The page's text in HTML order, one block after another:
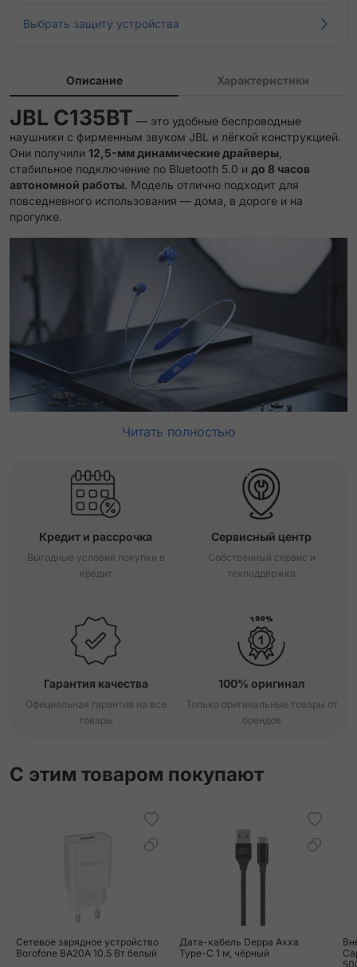
Выбрать защиту устройства
Описание Характеристики
JBL C135BT — это удобные беспроводные
наушники с фирменным звуком JBL и лёгкой конструкцией.
Они получили 12,5-мм динамические драйверы
стабильное подключение по Bluetooth 5.0 и до 8 часов
автономной работы. Модель отлично подходит для
повседневного использования — дома, в дороге и на
прогулке.
Читать полностью
Кредит и рассрочка
Выгодные условия покупки в
кредит
Сервисный центр
Собственный сервис и
техподдержка
Гарантия качества
Официальная гарантия на все
товары
100% оригинал
Только оригинальные товары от
брендов
С этим товаром покупают
Сетевое зарядное устройство
Borofone BA20A 10.5 Вт белый
Дата-кабель Deppa Axxa
Type-C 1 м, чёрный